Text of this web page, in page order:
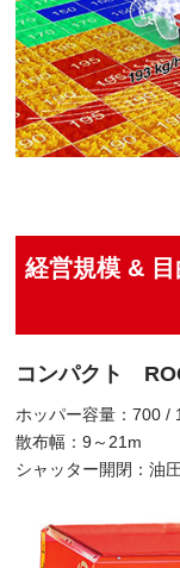
経営規模 &
コンパクト
ホッパー容量：700 /
散布幅：9～21m
シャッター開閉：油